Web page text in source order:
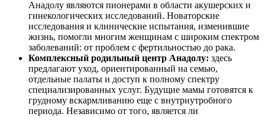
Анадолу являются пионерами в области акушерских и
гинекологических исследований. Новаторские
исследования и клинические испытания, изменившие
жизнь, помогли многим женщинам с широким спектром
заболеваний: от проблем с фертильностью до рака.
Комплексный родильный центр Анадолу: здесь
предлагают уход, ориентированный на семью,
отдельные палаты и доступ к полному спектру
специализированных услуг. Будущие мамы готовятся к
грудному вскармливанию еще с внутриутробного
периода. Независимо от того, является ли